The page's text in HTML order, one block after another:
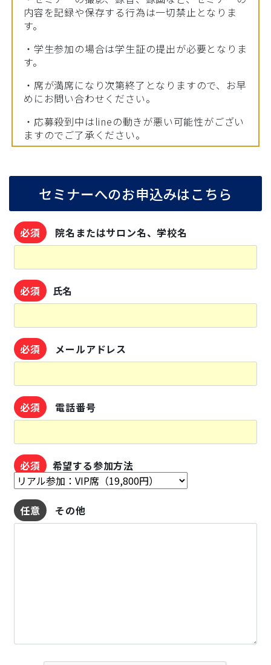
内容を記録や保存する行為は一切禁止となりま
す。
・学生参加の場合は学生証の提出が必要となりま
す。
・席が満席になり次第終了となりますので、お早
めにお問い合わせください。
・応募殺到中はlineの動きが悪い可能性がござい
ますのでご了承ください。
セミナーへのお申込みはこちら
必須 院名またはサロン名、学校名
必須 氏名
必須 メールアドレス
必須 電話番号
必須 希望する参加方法
任意 その他